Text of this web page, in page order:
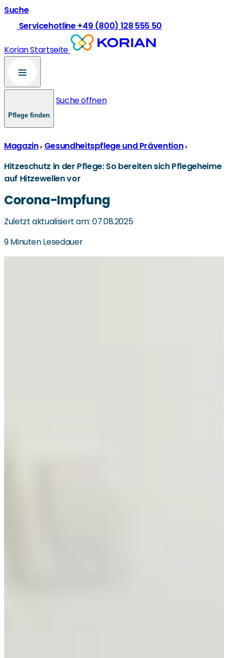
Suche
Servicehotline +49 (800) 128 555 50
Korian Startseite
Pflege finden
Suche öffnen
Magazin Gesundheitspflege und Prävention
Hitzeschutz in der Pflege: So bereiten sich Pflegeheime
auf Hitzewellen vor
Corona-Impfung
Zuletzt aktualisiert am: 07.08.2025
9 Minuten Lesedauer